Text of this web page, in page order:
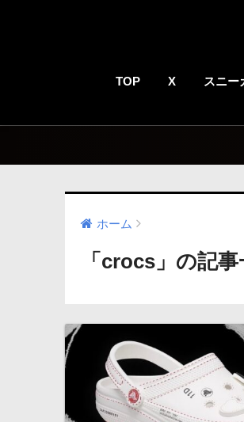
TOP X スニー
ホーム
「crocs」の記